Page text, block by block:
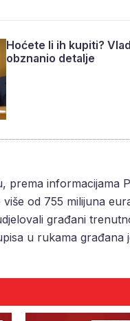
Hoćete li ih kupiti?
obznanio detalje
prema informacijama
od 755 milijuna
građani
u rukama